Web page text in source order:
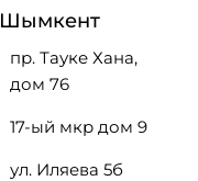
Шымкент
пр. Тауке Хана,
дом 76
17-ый мкр дом 9
ул. Иляева 5б